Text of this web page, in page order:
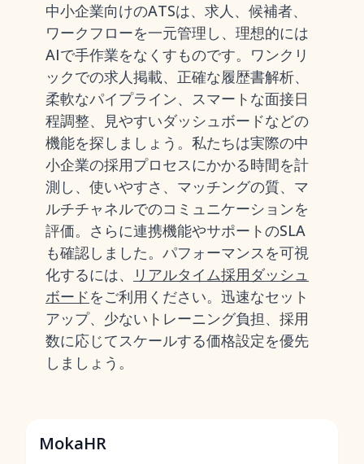
中小企業向けのATSは、求人、候補者、
ワークフローを一元管理し、理想的には
AIで手作業をなくすものです。ワンクリ
ックでの求人掲載、正確な履歴書解析、
柔軟なパイプライン、スマートな面接日
程調整、見やすいダッシュボードなどの
機能を探しましょう。私たちは実際の中
小企業の採用プロセスにかかる時間を計
測し、使いやすさ、マッチングの質、マ
ルチチャネルでのコミュニケーションを
評価。さらに連携機能やサポートのSLA
も確認しました。パフォーマンスを可視
化するには、
リアルタイム採用ダッシュ
ボードをご利用ください。迅速なセット
アップ、少ないトレーニング負担、採用
数に応じてスケールする価格設定を優先
しましょう。
MokaHR